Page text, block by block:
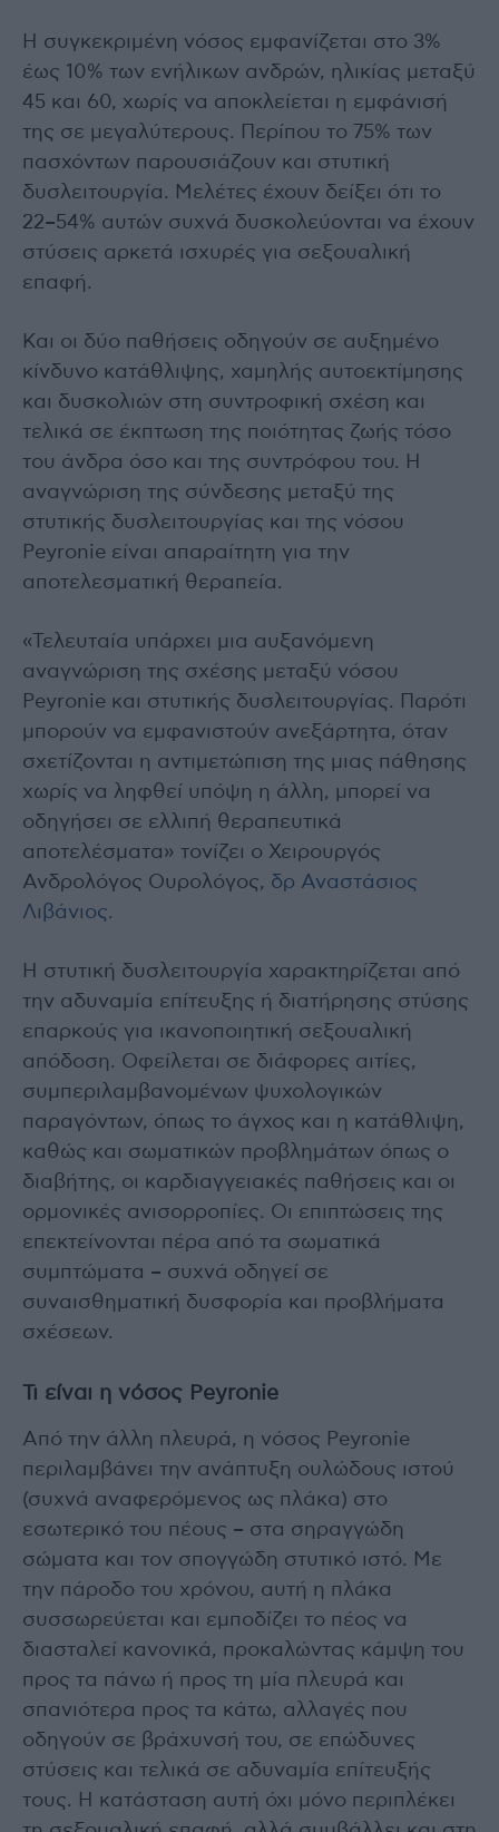
Η συγκεκριμένη νόσος εμφανίζεται στο 3%
έως 10% των ενήλικων ανδρών, ηλικίας μεταξύ
45 και 60, χωρίς να αποκλείεται η εμφάνισή
της σε μεγαλύτερους. Περίπου το 75% των
πασχόντων παρουσιάζουν και στυτική
δυσλειτουργία. Μελέτες έχουν δείξει ότι το
22–54% αυτών συχνά δυσκολεύονται να έχουν
στύσεις αρκετά ισχυρές για σεξουαλική
επαφή.
Και οι δύο παθήσεις οδηγούν σε αυξημένο
κίνδυνο κατάθλιψης, χαμηλής αυτοεκτίμησης
και δυσκολιών στη συντροφική σχέση και
τελικά σε έκπτωση της ποιότητας ζωής τόσο
του άνδρα όσο και της συντρόφου του. Η
αναγνώριση της σύνδεσης μεταξύ της
στυτικής δυσλειτουργίας και της νόσου
Peyronie είναι απαραίτητη για την
αποτελεσματική θεραπεία.
«Τελευταία υπάρχει μια αυξανόμενη
αναγνώριση της σχέσης μεταξύ νόσου
Peyronie και στυτικής δυσλειτουργίας. Παρότι
μπορούν να εμφανιστούν ανεξάρτητα, όταν
σχετίζονται η αντιμετώπιση της μιας πάθησης
χωρίς να ληφθεί υπόψη η άλλη, μπορεί να
οδηγήσει σε ελλιπή θεραπευτικά
αποτελέσματα» τονίζει ο Χειρουργός
Ανδρολόγος Ουρολόγος, δρ Αναστάσιος
Λιβάνιος.
Η στυτική δυσλειτουργία χαρακτηρίζεται από
την αδυναμία επίτευξης ή διατήρησης στύσης
επαρκούς για ικανοποιητική σεξουαλική
απόδοση. Οφείλεται σε διάφορες αιτίες,
συμπεριλαμβανομένων ψυχολογικών
παραγόντων, όπως το άγχος και η κατάθλιψη,
καθώς και σωματικών προβλημάτων όπως ο
διαβήτης, οι καρδιαγγειακές παθήσεις και οι
ορμονικές ανισορροπίες. Οι επιπτώσεις της
επεκτείνονται πέρα από τα σωματικά
συμπτώματα – συχνά οδηγεί σε
συναισθηματική δυσφορία και προβλήματα
σχέσεων.
Τι είναι η νόσος Peyronie
Από την άλλη πλευρά, η νόσος Peyronie
περιλαμβάνει την ανάπτυξη ουλώδους ιστού
(συχνά αναφερόμενος ως πλάκα) στο
εσωτερικό του πέους – στα σηραγγώδη
σώματα και τον σπογγώδη στυτικό ιστό. Με
την πάροδο του χρόνου, αυτή η πλάκα
συσσωρεύεται και εμποδίζει το πέος να
διασταλεί κανονικά, προκαλώντας κάμψη του
προς τα πάνω ή προς τη μία πλευρά και
σπανιότερα προς τα κάτω, αλλαγές που
οδηγούν σε βράχυνσή του, σε επώδυνες
στύσεις και τελικά σε αδυναμία επίτευξής
τους. Η κατάσταση αυτή όχι μόνο περιπλέκει